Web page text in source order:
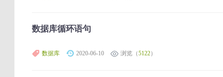
数据库循环语句
数据库 2020-06-10 浏览（5122）